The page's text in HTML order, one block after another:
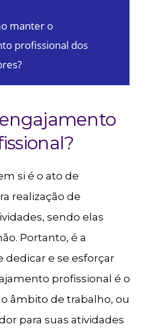
manter o
profissional dos
si é o ato de
realização de
sendo elas
Portanto, é a
dedicar e se esforçar
profissional é o
âmbito de trabalho, ou
para suas atividades